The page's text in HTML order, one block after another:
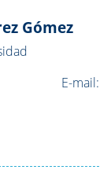
Gómez
mail: